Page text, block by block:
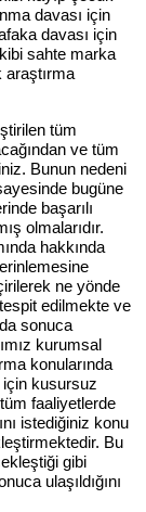
davası için
davası için
sahte marka
araştırma
tüm
ve tüm
Bunun nedeni
bugüne
başarılı
olmalarıdır.
hakkında
ne yönde
edilmekte ve
sonuca
kurumsal
konularında
için kusursuz
faaliyetlerde
istediğiniz konu
Bu
gibi
ulaşıldığını